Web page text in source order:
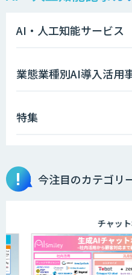
データ分
スのAI導
secondz
AI・人工知能サービス
業態業種別AI導入活用
特集
今注目のカテゴリ
チャットボット